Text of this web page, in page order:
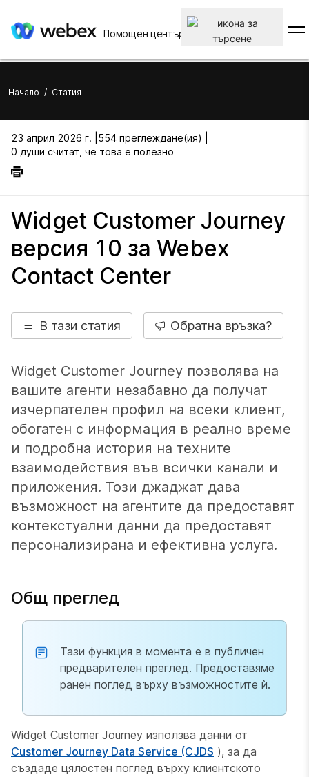
Помощен център
Начало / Статия
23 април 2026 г. | 554 преглеждане(ия) |
0 души считат, че това е полезно
Widget Customer Journey
версия 10 за Webex
Contact Center
В тази статия Обратна връзка?
Widget Customer Journey позволява на
вашите агенти незабавно да получат
изчерпателен профил на всеки клиент,
обогатен с информация в реално време
и подробна история на техните
взаимодействия във всички канали и
приложения. Този джаджат дава
възможност на агентите да предоставят
контекстуални данни да предоставят
персонализирана и ефективна услуга.
Общ преглед
Тази функция в момента е в публичен
предварителен преглед. Предоставяме
ранен поглед върху възможностите ѝ.
Widget Customer Journey използва данни от
Customer Journey Data Service (CJDS ), за да
създаде цялостен поглед върху клиентското